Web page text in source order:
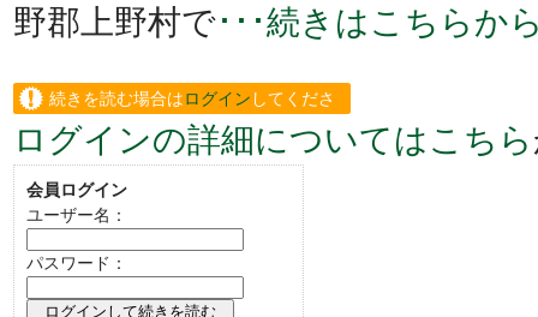
野郡上野村で･･･続きはこちらか
続きを読む場合はログイン してくださ
い。
ログインの詳細についてはこちら
会員ログイン
ユーザー名：
パスワード：